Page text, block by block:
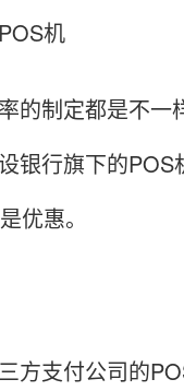
机
的制定都是不
银行旗下的
优惠。
方支付公司的